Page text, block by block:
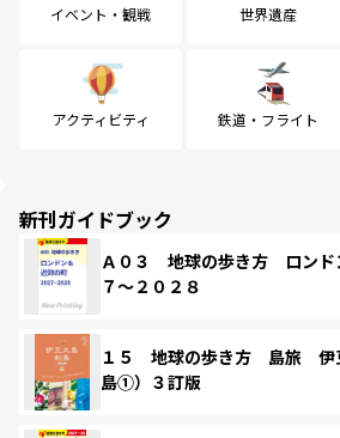
イベント・観戦 世界遺産
アクティビティ 鉄道・フライト
新刊ガイドブック
Ａ０３ 地球の歩き方 ロンド
７～２０２８
１５ 地球の歩き方 島旅 伊
島①）３訂版